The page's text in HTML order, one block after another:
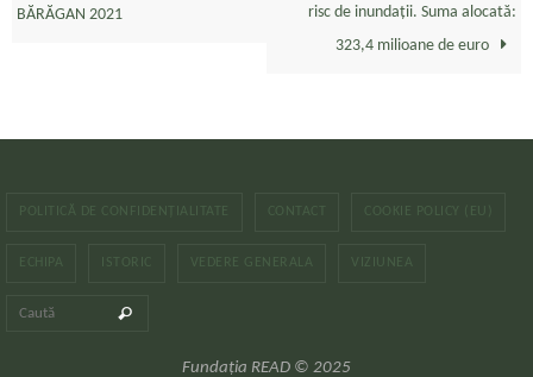
BĂRĂGAN 2021
risc de inundații. Suma alocată:
323,4 milioane de euro
POLITICĂ DE CONFIDENȚIALITATE CONTACT COOKIE POLICY (EU)
ECHIPA ISTORIC VEDERE GENERALA VIZIUNEA
Caută
Fundația READ © 2025